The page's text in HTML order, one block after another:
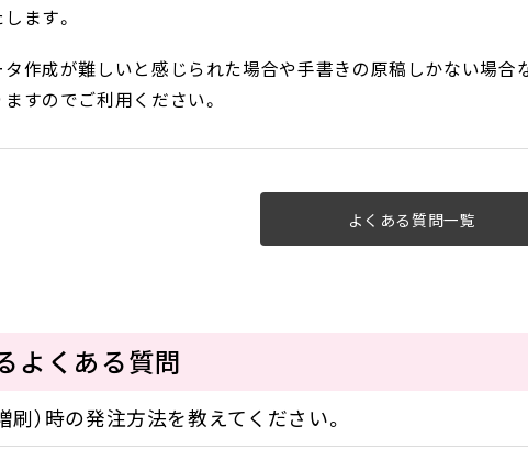
ます。
タ作成が難しいと感じられた場合や手書きの原稿しかない場合
ますのでご利用ください。
よくある質問一覧
よくある質問
刷）時の発注方法を教えてください。